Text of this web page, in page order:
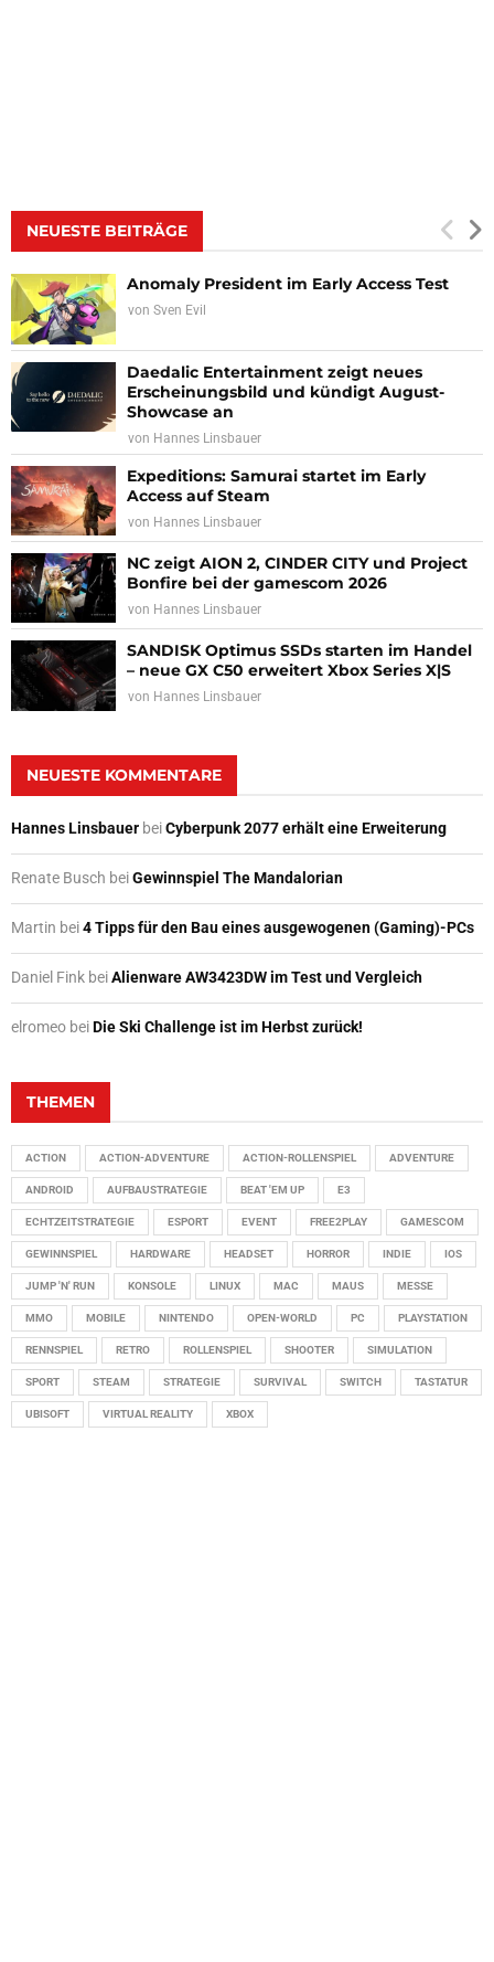
NEUESTE BEITRÄGE
Anomaly President im Early Access Test
von Sven Evil
Daedalic Entertainment zeigt neues
Erscheinungsbild und kündigt August-
Showcase an
von Hannes Linsbauer
Expeditions: Samurai startet im Early
Access auf Steam
von Hannes Linsbauer
NC zeigt AION 2, CINDER CITY und Project
Bonfire bei der gamescom 2026
von Hannes Linsbauer
SANDISK Optimus SSDs starten im Handel
– neue GX C50 erweitert Xbox Series X|S
von Hannes Linsbauer
NEUESTE KOMMENTARE
Hannes Linsbauer beiCyberpunk 2077 erhält eine Erweiterung
Renate Busch beiGewinnspiel The Mandalorian
Martin bei4 Tipps für den Bau eines ausgewogenen (Gaming)-PCs
Daniel Fink beiAlienware AW3423DW im Test und Vergleich
elromeo beiDie Ski Challenge ist im Herbst zurück!
THEMEN
ACTION ACTION-ADVENTURE ACTION-ROLLENSPIEL ADVENTURE
ANDROID AUFBAUSTRATEGIE BEAT 'EM UP E3
ECHTZEITSTRATEGIE ESPORT EVENT FREE2PLAY GAMESCOM
GEWINNSPIEL HARDWARE HEADSET HORROR INDIE IOS
JUMP 'N' RUN KONSOLE LINUX MAC MAUS MESSE
MMO MOBILE NINTENDO OPEN-WORLD PC PLAYSTATION
RENNSPIEL RETRO ROLLENSPIEL SHOOTER SIMULATION
SPORT STEAM STRATEGIE SURVIVAL SWITCH TASTATUR
UBISOFT VIRTUAL REALITY XBOX